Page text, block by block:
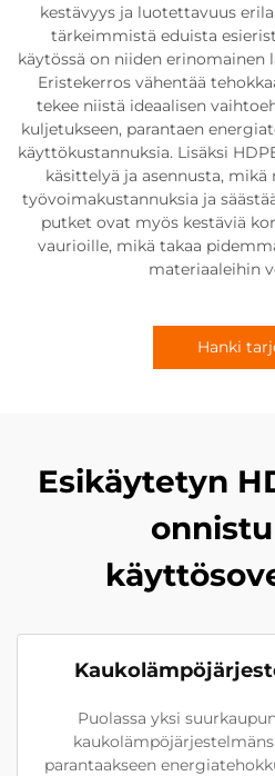
kestävyys ja luotettavuus
tärkeimmistä eduista
käytössä on niiden erinomainen
Eristekerros vähentää
tekee niistä ideaalisen
kuljetukseen, parantaen
käyttökustannuksia. Lisäksi
käsittelyä ja asennusta,
työvoimakustannuksia ja
putket ovat myös kestäviä
vaurioille, mikä takaa
materiaaleihin
Hanki
Esikäytetyn
Puolassa yksi
parantaakseen